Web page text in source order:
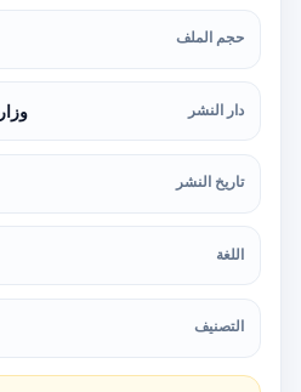
حجم الملف
دار النشر
تاريخ النشر
اللغة
التصنيف